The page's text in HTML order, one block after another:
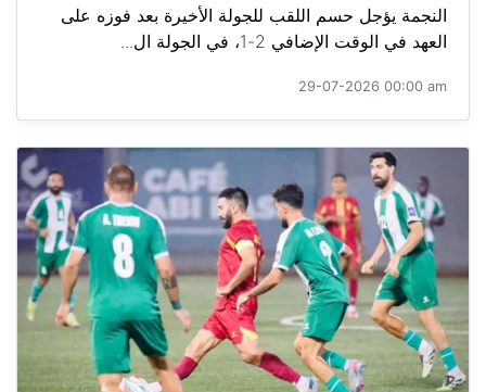
النجمة يؤجل حسم اللقب للجولة الأخيرة بعد فوزه على
العهد في الوقت الإضافي 2-1، في الجولة ال...
29-07-2026 00:00 am